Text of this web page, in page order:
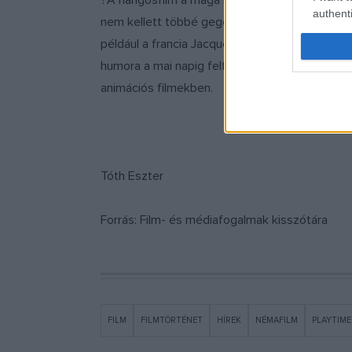
nem kellett többé gegekkel pótolni.? Épp
például a francia Jacques Tati, aki a
humora a mai napig felfedezhető a
animációs filmekben.
Tóth Eszter
Forrás: Film- és médiafogalmak kisszótára
FILM FILMTÖRTÉNET HÍREK NÉMAFILM PLAYTIME